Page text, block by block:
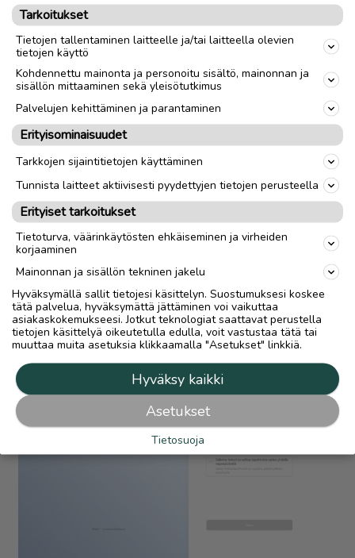
Linkistä auennut verkkosivu, jonne on valmiiksi syötetty
vastaanottajan tiedot. Turvamaksut.fi -palvelun ja Postin
logot on asennettu luomaan kuvaa luotettavasta
palvelusta. Sivulta myyjä ohjataan vastaanottamaan
maksu.
Älä koskaan syötä luottokorttitietojasi
vastaanottaaksesi rahaa
Ostajalta saamassasi viestissä, joka voi sisältää uskottavan
näköisen maksutositteenkin, on linkki rahan siirtoon
tarkoitetulle sivustolle, joka vaikuttaa aidolta. Huomaathan
kuitenkin, että minkään tietoturvallisen palvelun viesti ei
sisällä linkkejä. Esimerkiksi Turvamaksut.fi ei koskaan lähetä
sinulle viestejä tai tositteita, jotka sisältävät linkkejä.
Linkin takaa löytyvällä sivustolla kysytään
luottokorttietojasi tai pankkitunnuksiasi.
Luottokorttitietoja tai pankkitunnuksia ei tule kuitenkaan
koskaan antaa rahan vastaanottamiseen. Luottokorttia ei
Tarkoitukset
Tietojen tallentaminen laitteelle ja/tai laitteella olevien
tietojen käyttö
Kohdennettu mainonta ja personoitu sisältö, mainonnan ja
sisällön mittaaminen sekä yleisötutkimus
Palvelujen kehittäminen ja parantaminen
Erityisominaisuudet
Tarkkojen sijaintitietojen käyttäminen
Tunnista laitteet aktiivisesti pyydettyjen tietojen perusteella
Erityiset tarkoitukset
Tietoturva, väärinkäytösten ehkäiseminen ja virheiden
korjaaminen
Mainonnan ja sisällön tekninen jakelu
Hyväksymällä sallit tietojesi käsittelyn. Suostumuksesi koskee
tätä palvelua, hyväksymättä jättäminen voi vaikuttaa
asiakaskokemukseesi. Jotkut teknologiat saattavat perustella
tietojen käsittelyä oikeutetulla edulla, voit vastustaa tätä tai
muuttaa muita asetuksia klikkaamalla "Asetukset" linkkiä.
Hyväksy kaikki
Asetukset
Tietosuoja